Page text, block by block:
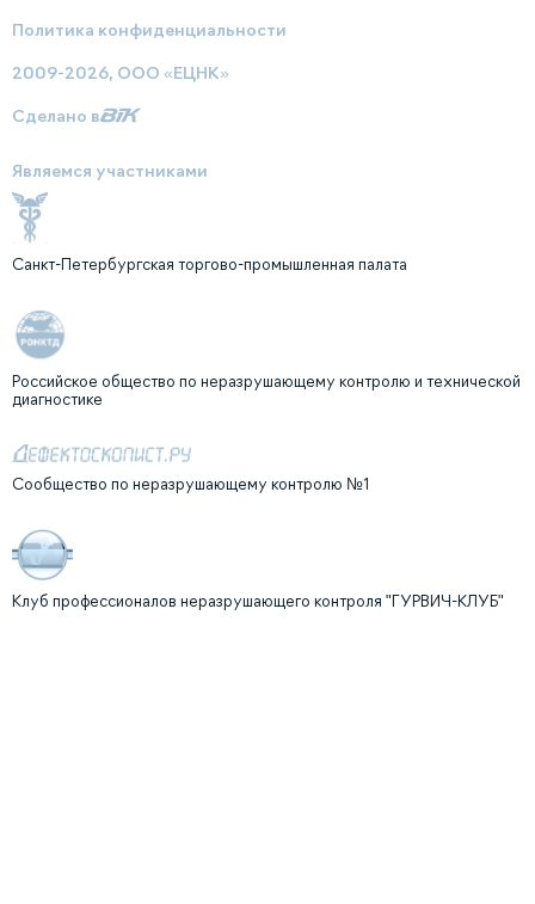
Политика конфиденциальности
2009-2026, ООО «ЕЦНК»
Сделано в
Являемся участниками
Санкт-Петербургская торгово-промышленная палата
Российское общество по неразрушающему контролю и технической
диагностике
Сообщество по неразрушающему контролю №1
Клуб профессионалов неразрушающего контроля "ГУРВИЧ-КЛУБ"